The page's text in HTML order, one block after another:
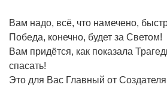
Вам надо, всё, что намечено,
Победа, конечно, будет за Светом!
Вам придётся, как показала
спасать!
Это для Вас Главный от Создателя